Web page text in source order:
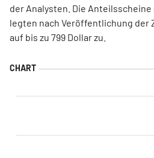
der Analysten. Die
legten nach Veröffentlichung der
auf bis zu 799 Dollar zu.